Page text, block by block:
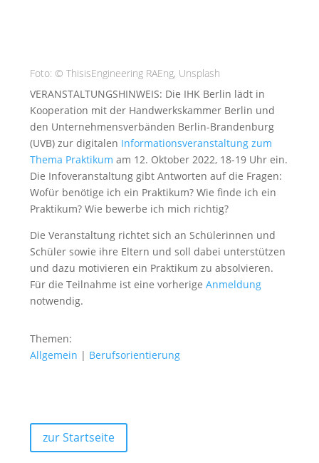
Foto: © ThisisEngineering RAEng, Unsplash
VERANSTALTUNGSHINWEIS: Die IHK Berlin lädt in
Kooperation mit der Handwerkskammer Berlin und
den Unternehmensverbänden Berlin-Brandenburg
(UVB) zur digitalen Informationsveranstaltung zum
Thema Praktikum am 12. Oktober 2022, 18-19 Uhr ein.
Die Infoveranstaltung gibt Antworten auf die Fragen:
Wofür benötige ich ein Praktikum? Wie finde ich ein
Praktikum? Wie bewerbe ich mich richtig?
Die Veranstaltung richtet sich an Schülerinnen und
Schüler sowie ihre Eltern und soll dabei unterstützen
und dazu motivieren ein Praktikum zu absolvieren.
Für die Teilnahme ist eine vorherige Anmeldung
notwendig.
Themen:
Allgemein | Berufsorientierung
zur Startseite